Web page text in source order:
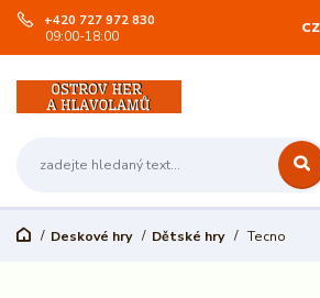
+420 727 972 830
09:00-18:00
Deskové hry Dětské hry Tecno